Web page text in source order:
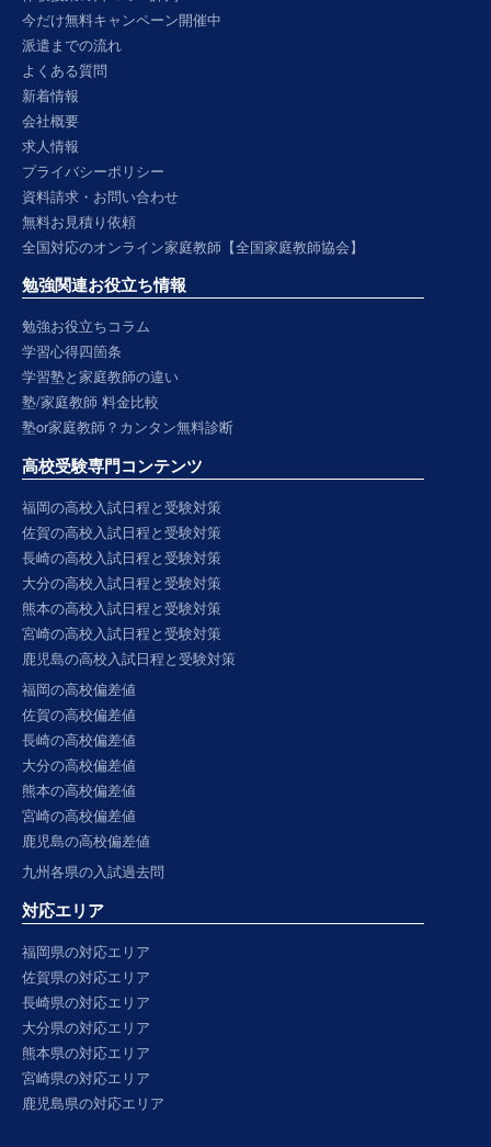
今だけ無料キャンペーン開催中
派遣までの流れ
よくある質問
新着情報
会社概要
求人情報
プライバシーポリシー
資料請求・お問い合わせ
無料お見積り依頼
全国対応のオンライン家庭教師【全国家庭教師協会】
勉強関連お役立ち情報
勉強お役立ちコラム
学習心得四箇条
学習塾と家庭教師の違い
塾/家庭教師 料金比較
塾or家庭教師？カンタン無料診断
高校受験専門コンテンツ
福岡の高校入試日程と受験対策
佐賀の高校入試日程と受験対策
長崎の高校入試日程と受験対策
大分の高校入試日程と受験対策
熊本の高校入試日程と受験対策
宮崎の高校入試日程と受験対策
鹿児島の高校入試日程と受験対策
福岡の高校偏差値
佐賀の高校偏差値
長崎の高校偏差値
大分の高校偏差値
熊本の高校偏差値
宮崎の高校偏差値
鹿児島の高校偏差値
九州各県の入試過去問
対応エリア
福岡県の対応エリア
佐賀県の対応エリア
長崎県の対応エリア
大分県の対応エリア
熊本県の対応エリア
宮崎県の対応エリア
鹿児島県の対応エリア